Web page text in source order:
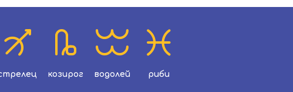
козирог водолей риби